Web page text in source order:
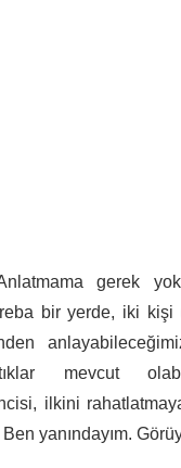
gerek
bir yerde, iki
mevcut
ilkini
yanındayım.